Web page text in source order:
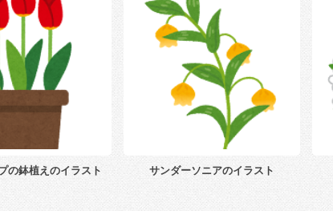
の鉢植えのイラスト サンダーソニアのイラスト